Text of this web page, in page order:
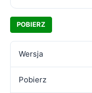
POBIERZ
Wersja
Pobierz